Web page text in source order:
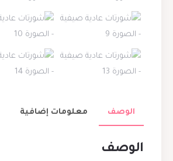
الوصف معلومات إضافية
الوصف